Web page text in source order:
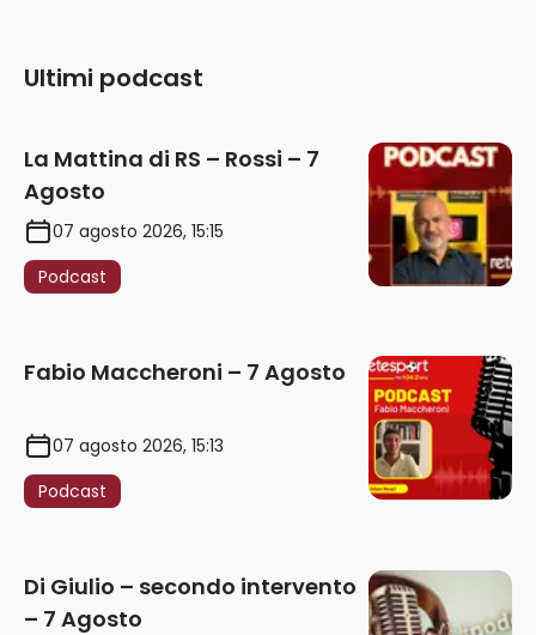
Ultimi podcast
La Mattina di RS – Rossi – 7
Agosto
07 agosto 2026, 15:15
Podcast
Fabio Maccheroni – 7 Agosto
07 agosto 2026, 15:13
Podcast
Di Giulio – secondo intervento
– 7 Agosto